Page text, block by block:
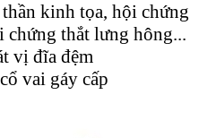
kinh tọa, hội chứng
chứng thắt lưng hông...
vị đĩa đệm
vai gáy cấp